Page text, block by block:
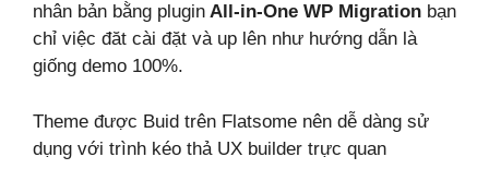
nhân bản bằng plugin All-in-One WP Migration bạn
chỉ việc đăt cài đặt và up lên như hướng dẫn là
giống demo 100%.
Theme được Buid trên Flatsome nên dễ dàng sử
dụng với trình kéo thả UX builder trực quan